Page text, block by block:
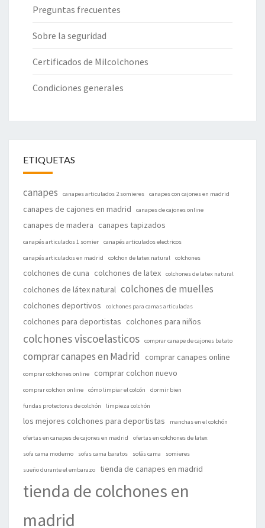
Preguntas frecuentes
Sobre la seguridad
Certificados de Milcolchones
Condiciones generales
ETIQUETAS
canapes canapes articulados 2 somieres canapes con cajones en madrid
canapes de cajones en madrid canapes de cajones online
canapes de madera canapes tapizados
canapés articulados 1 somier canapés articulados electricos
canapés articulados en madrid colchon de latex natural colchones
colchones de cuna colchones de latex colchones de latex natural
colchones de látex natural colchones de muelles
colchones deportivos colchones para camas articuladas
colchones para deportistas colchones para niños
colchones viscoelasticos comprar canape de cajones batato
comprar canapes en Madrid comprar canapes online
comprar colchones online comprar colchon nuevo
comprar colchon online cómo limpiar el colcón dormir bien
fundas protectoras de colchón limpieza colchón
los mejores colchones para deportistas manchas en el colchón
ofertas en canapes de cajones en madrid ofertas en colchones de latex
sofa cama moderno sofas cama baratos sofás cama somieres
sueño durante el embarazo tienda de canapes en madrid
tienda de colchones en
madrid